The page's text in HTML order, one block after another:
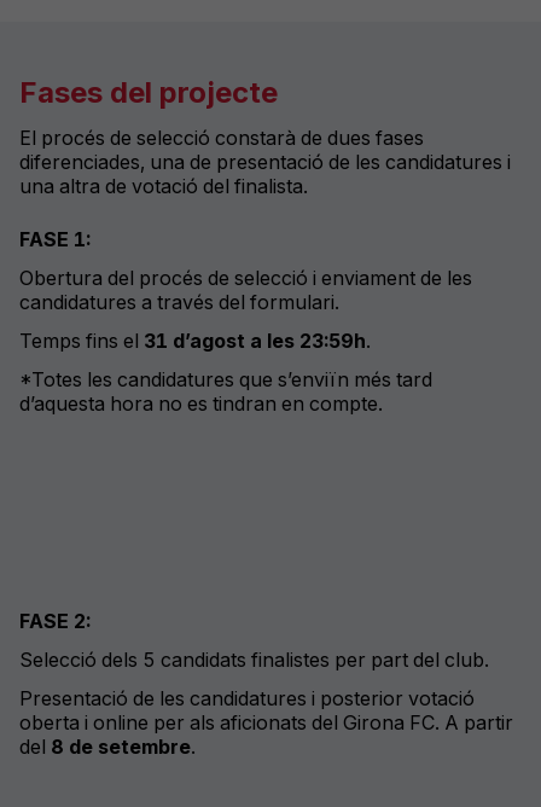
Fases del projecte
El procés de selecció constarà de dues fases
diferenciades, una de presentació de les candidatures i
una altra de votació del finalista.
FASE 1:
Obertura del procés de selecció i enviament de les
candidatures a través del formulari.
Temps fins el 31 d’agost a les 23:59h.
*Totes les candidatures que s’enviïn més tard
d’aquesta hora no es tindran en compte.
FASE 2:
Selecció dels 5 candidats finalistes per part del club.
Presentació de les candidatures i posterior votació
oberta i online per als aficionats del Girona FC. A partir
del 8 de setembre.